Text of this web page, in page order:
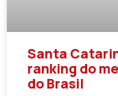
Santa
ranking do
do Brasil